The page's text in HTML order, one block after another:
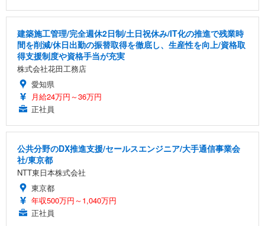
建築施工管理/完全週休2日制/土日祝休み/IT化の推進で残業時
間を削減/休日出勤の振替取得を徹底し、生産性を向上/資格取
得支援制度や資格手当が充実
株式会社花田工務店
愛知県
月給24万円～36万円
正社員
公共分野のDX推進支援/セールスエンジニア/大手通信事業会
社/東京都
NTT東日本株式会社
東京都
年収500万円～1,040万円
正社員